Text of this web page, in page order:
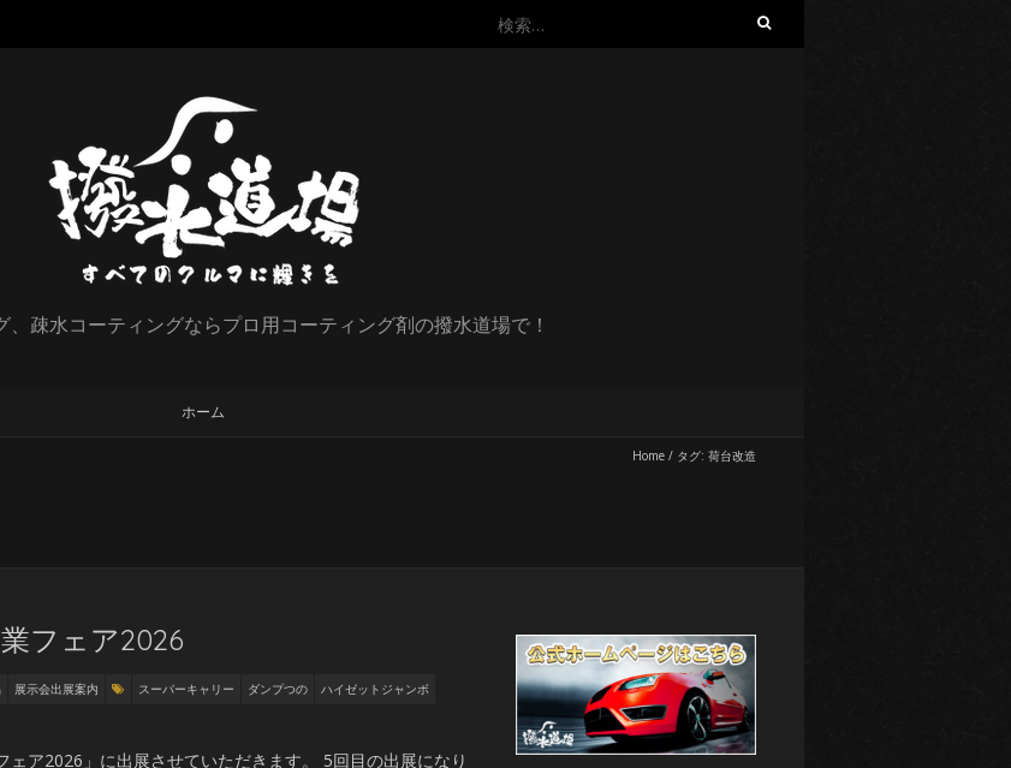
検
、疎水コーティングならプロ用コーティング剤の撥水道場で！
ホーム
Home / タグ: 荷台改造
フェア2026
展示会出展案内 スーパーキャリー ダンプつの
ハイゼットジャンボ
ア2026」に出展させていただきます。 5回目の出展になり